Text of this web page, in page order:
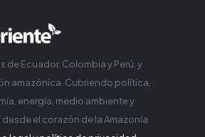
de Ecuador, Colombia y Perú, y
amazónica. Cubriendo política,
energía, medio ambiente y
desde el corazón de la Amazonía